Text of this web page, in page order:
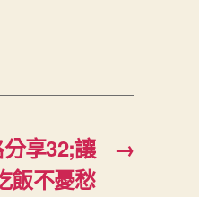
→
享32;讓
飯不憂愁